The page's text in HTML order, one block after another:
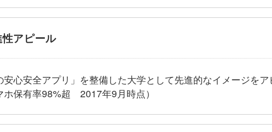
アピール
安心安全アプリ」を整備した大学として先進的なイメージを
ホ保有率98%超 2017年9月時点）